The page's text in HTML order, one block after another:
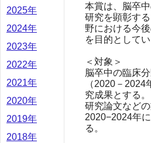
2025年
2024年
2023年
2022年
2021年
2020年
2019年
2018年
本賞は、脳卒
研究を顕彰す
野における今
を目的としてい
＜対象＞
脳卒中の臨床
（2020－
究成果とする。
研究論文などの
2020−2024年
る。